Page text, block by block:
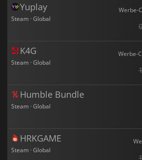
Yuplay
Steam · Global
Werbe-
K4G
Steam · Global
Werbe-
Humble Bundle
Steam · Global
HRKGAME
Steam · Global